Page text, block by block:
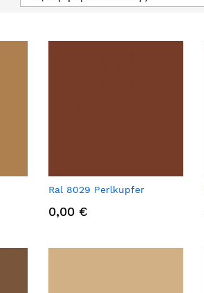
Ral 8029 Perlkupfer
0,00 €